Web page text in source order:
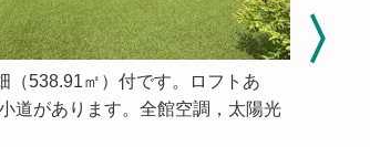
（538.91㎡）付です。ロフトあ
道があります。全館空調，太陽光